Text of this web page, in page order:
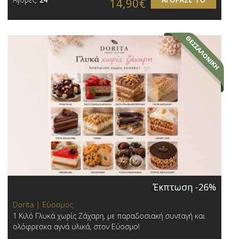
Έκπτωση -26%
Dorita | Εύοσμος
1 Κιλό Γλυκά χωρίς Ζάχαρη, με παραδοσιακή συνταγή και
ολόφρεσκα αγνά υλικά, στον Εύοσμο!